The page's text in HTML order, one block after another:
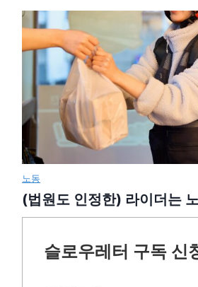
노동
(법원도 인정한) 라이더는
슬로우레터 구독 신